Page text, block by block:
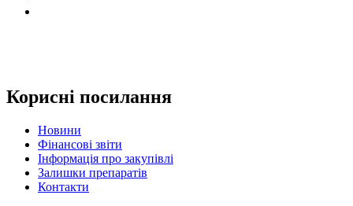
Корисні посилання
Новини
Фінансові звіти
Інформація про закупівлі
Залишки препаратів
Контакти